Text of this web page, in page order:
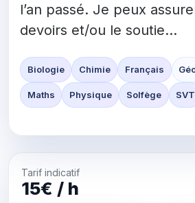
l’an passé. Je peux
devoirs et/ou le soutie...
Biologie Chimie Français
Maths Physique Solfège SVT
Tarif indicatif
15€ / h